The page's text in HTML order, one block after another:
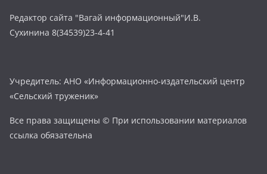
Редактор сайта "Вагай информационный"И.В.
Сухинина 8(34539)23-4-41
Учредитель: АНО «Информационно-издательский центр
«Сельский труженик»
Все права защищены © При использовании материалов
ссылка обязательна